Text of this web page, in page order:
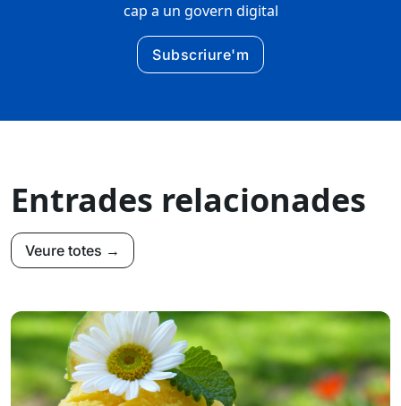
cap a un govern digital
Subscriure'm
Entrades relacionades
Veure totes →